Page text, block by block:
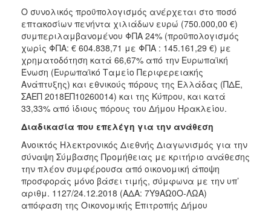
Ο συνολικός προϋπολογισμός ανέρχεται στο ποσό
επτακοσίων πενήντα χιλιάδων ευρώ (750.000,00 €)
συμπεριλαμβανομένου ΦΠΑ 24% (προϋπολογισμός
χωρίς ΦΠΑ: € 604.838,71 με ΦΠΑ : 145.161,29 €) με
χρηματοδότηση κατά 66,67% από την Ευρωπαϊκή
Ένωση (Ευρωπαϊκό Ταμείο Περιφερειακής
Ανάπτυξης) και εθνικούς πόρους της Ελλάδας (ΠΔΕ,
ΣΑΕΠ 2018ΕΠ10260014) και της Κύπρου, και κατά
33,33% από ίδιους πόρους του Δήμου Ηρακλείου.
Διαδικασία που επελέγη για την ανάθεση
Ανοικτός Ηλεκτρονικός Διεθνής Διαγωνισμός για την
σύναψη Σύμβασης Προμήθειας με κριτήριο ανάθεσης
την πλέον συμφέρουσα από οικονομική άποψη
προσφοράς μόνο βάσει τιμής, σύμφωνα με την υπ’
αριθμ. 1127/24.12.2018 (ΑΔΑ: 7Υ9ΑΩ0Ο-ΛΩΑ)
απόφαση της Οικονομικής Επιτροπής Δήμου